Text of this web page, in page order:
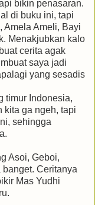
bikin penasaran.
di buku ini, tapi
Amela Ameli, Bayi
Menakjubkan kalo
cerita agak
saya jadi
yang sesadis
timur Indonesia,
kita ga ngeh, tapi
sehingga
Asoi, Geboi,
Ceritanya
Mas Yudhi